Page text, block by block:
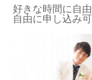
好きな時間に自
自由に申し込み